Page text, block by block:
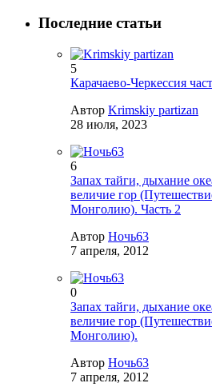
Последние статьи
5
Карачаево-Черкессия
Автор Krimskiy partizan
28 июля, 2023
6
Запах тайги, дыхание
величие гор
Монголию). Часть 2
Автор Ночь63
7 апреля, 2012
0
Запах тайги, дыхание
величие гор
Монголию).
Автор Ночь63
7 апреля, 2012